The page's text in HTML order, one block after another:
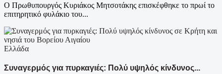
Ο Πρωθυπουργός Κυριάκος Μητσοτάκης επισκέφθηκε το πρωί το
επιτηρητικό φυλάκιο του...
Ελλάδα
Συναγερμός για πυρκαγιές: Πολύ υψηλός κίνδυνος...